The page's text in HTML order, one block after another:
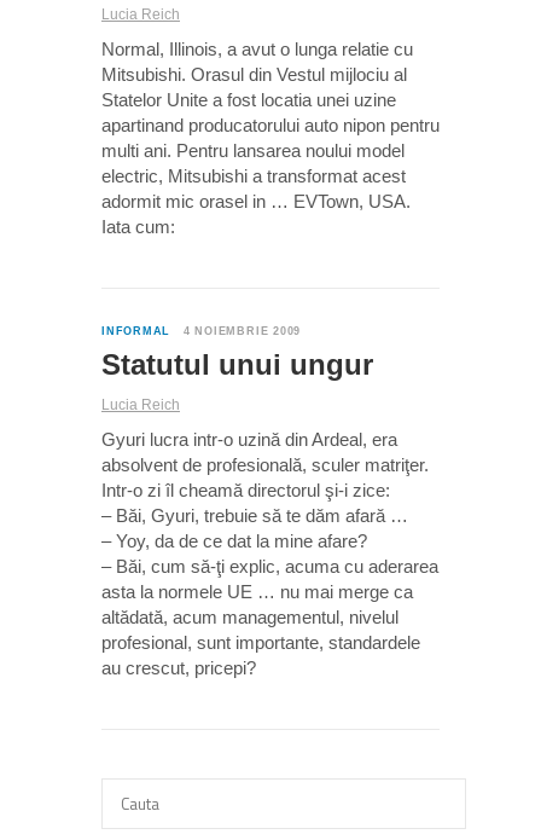
Lucia Reich
Normal, Illinois, a avut o lunga relatie cu
Mitsubishi. Orasul din Vestul mijlociu al
Statelor Unite a fost locatia unei uzine
apartinand producatorului auto nipon pentru
multi ani. Pentru lansarea noului model
electric, Mitsubishi a transformat acest
adormit mic orasel in … EVTown, USA.
Iata cum:
INFORMAL 4 NOIEMBRIE 2009
Statutul unui ungur
Lucia Reich
Gyuri lucra intr-o uzină din Ardeal, era
absolvent de profesională, sculer matriţer.
Intr-o zi îl cheamă directorul şi-i zice:
– Băi, Gyuri, trebuie să te dăm afară …
– Yoy, da de ce dat la mine afare?
– Băi, cum să-ţi explic, acuma cu aderarea
asta la normele UE … nu mai merge ca
altădată, acum managementul, nivelul
profesional, sunt importante, standardele
au crescut, pricepi?